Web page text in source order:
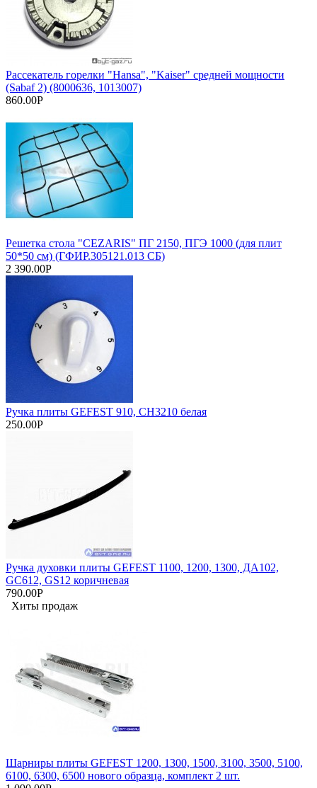
Рассекатель горелки "Hansa", "Kaiser" средней мощности
(Sabaf 2) (8000636, 1013007)
860.00Р
Решетка стола "CEZARIS" ПГ 2150, ПГЭ 1000 (для плит
50*50 см) (ГФИР.305121.013 СБ)
2 390.00Р
Ручка плиты GEFEST 910, СН3210 белая
250.00Р
Ручка духовки плиты GEFEST 1100, 1200, 1300, ДА102,
GC612, GS12 коричневая
790.00Р
Хиты продаж
Шарниры плиты GEFEST 1200, 1300, 1500, 3100, 3500, 5100,
6100, 6300, 6500 нового образца, комплект 2 шт.